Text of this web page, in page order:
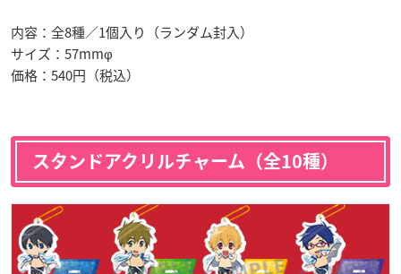
内容：全8種／1個入り（ランダム封入）
サイズ：57mmφ
価格：540円（税込）
スタンドアクリルチャーム（全10種）